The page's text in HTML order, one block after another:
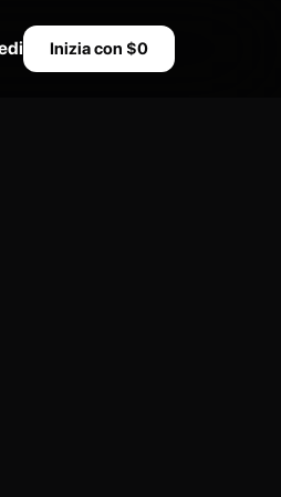
Inizia con $0